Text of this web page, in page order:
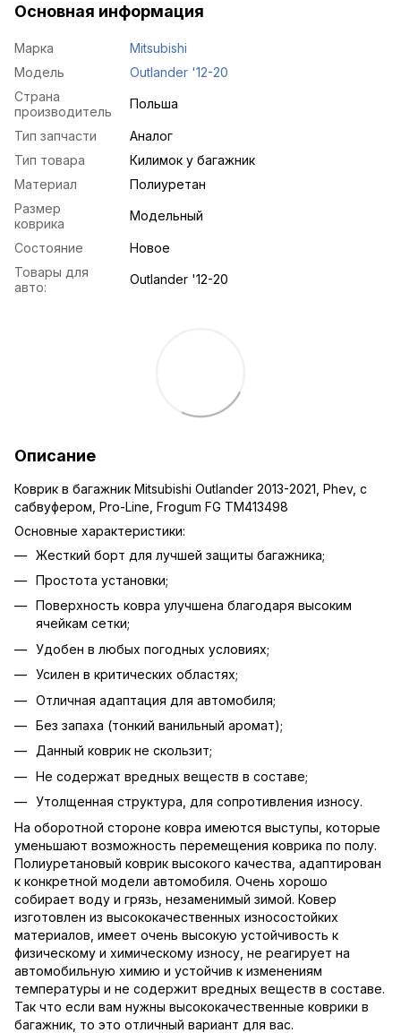
Основная информация
Марка
Mitsubishi
Модель
Outlander '12-20
Страна
производитель
Польша
Тип запчасти
Аналог
Тип товара
Килимок у багажник
Материал
Полиуретан
Размер
коврика
Модельный
Состояние
Новое
Товары для
авто:
Outlander '12-20
Описание
Коврик в багажник Mitsubishi Outlander 2013-2021, Phev, с
сабвуфером, Pro-Line, Frogum FG TM413498
Основные характеристики:
Жесткий борт для лучшей защиты багажника;
Простота установки;
Поверхность ковра улучшена благодаря высоким
ячейкам сетки;
Удобен в любых погодных условиях;
Усилен в критических областях;
Отличная адаптация для автомобиля;
Без запаха (тонкий ванильный аромат);
Данный коврик не скользит;
Не содержат вредных веществ в составе;
Утолщенная структура, для сопротивления износу.
На оборотной стороне ковра имеются выступы, которые
уменьшают возможность перемещения коврика по полу.
Полиуретановый коврик высокого качества, адаптирован
к конкретной модели автомобиля. Очень хорошо
собирает воду и грязь, незаменимый зимой. Ковер
изготовлен из высококачественных износостойких
материалов, имеет очень высокую устойчивость к
физическому и химическому износу, не реагирует на
автомобильную химию и устойчив к изменениям
температуры и не содержит вредных веществ в составе.
Так что если вам нужны высококачественные коврики в
багажник, то это отличный вариант для вас.